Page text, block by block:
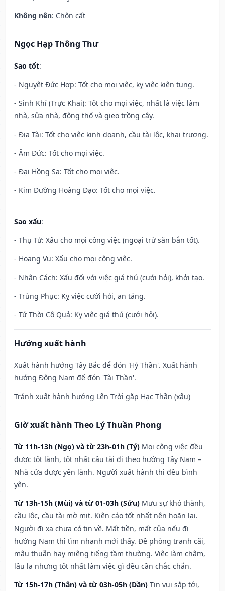
Không nên: Chôn cất
Ngọc Hạp Thông Thư
Sao tốt:
- Nguyệt Đức Hợp: Tốt cho mọi việc, kỵ việc kiện tụng.
- Sinh Khí (Trực Khai): Tốt cho mọi việc, nhất là việc làm
nhà, sửa nhà, động thổ và gieo trồng cây.
- Địa Tài: Tốt cho việc kinh doanh, cầu tài lộc, khai trương.
- Âm Đức: Tốt cho mọi việc.
- Đại Hồng Sa: Tốt cho mọi việc.
- Kim Đường Hoàng Đạo: Tốt cho mọi việc.
Sao xấu:
- Thụ Tử: Xấu cho mọi công việc (ngoại trừ săn bắn tốt).
- Hoang Vu: Xấu cho mọi công việc.
- Nhân Cách: Xấu đối với việc giá thú (cưới hỏi), khởi tạo.
- Trùng Phục: Kỵ việc cưới hỏi, an táng.
- Tứ Thời Cô Quả: Kỵ việc giá thú (cưới hỏi).
Hướng xuất hành
Xuất hành hướng Tây Bắc để đón 'Hỷ Thần'. Xuất hành
hướng Đông Nam để đón 'Tài Thần'.
Tránh xuất hành hướng Lên Trời gặp Hạc Thần (xấu)
Giờ xuất hành Theo Lý Thuần Phong
Từ 11h-13h (Ngọ) và từ 23h-01h (Tý) Mọi công việc đều
được tốt lành, tốt nhất cầu tài đi theo hướng Tây Nam –
Nhà cửa được yên lành. Người xuất hành thì đều bình
yên.
Từ 13h-15h (Mùi) và từ 01-03h (Sửu) Mưu sự khó thành,
cầu lộc, cầu tài mờ mịt. Kiện cáo tốt nhất nên hoãn lại.
Người đi xa chưa có tin về. Mất tiền, mất của nếu đi
hướng Nam thì tìm nhanh mới thấy. Đề phòng tranh cãi,
mâu thuẫn hay miệng tiếng tầm thường. Việc làm chậm,
lâu la nhưng tốt nhất làm việc gì đều cần chắc chắn.
Từ 15h-17h (Thân) và từ 03h-05h (Dần) Tin vui sắp tới,